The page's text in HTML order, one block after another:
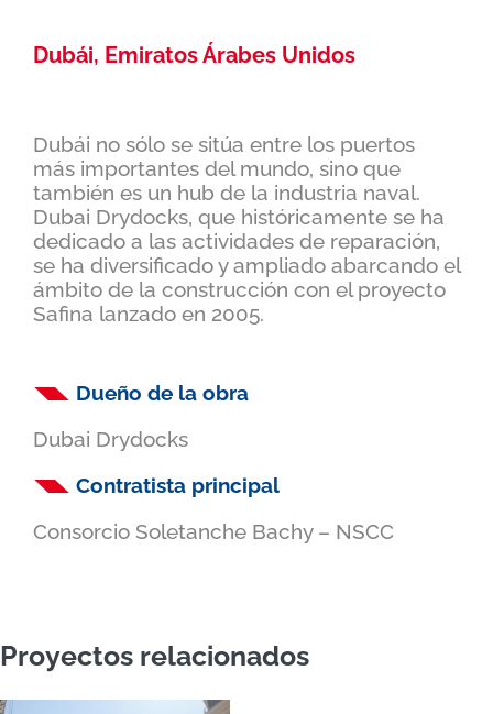
Dubái, Emiratos Árabes Unidos
Dubái no sólo se sitúa entre los puertos
más importantes del mundo, sino que
también es un hub de la industria naval.
Dubai Drydocks, que históricamente se ha
dedicado a las actividades de reparación,
se ha diversificado y ampliado abarcando el
ámbito de la construcción con el proyecto
Safina lanzado en 2005.
Dueño de la obra
Dubai Drydocks
Contratista principal
Consorcio Soletanche Bachy – NSCC
Proyectos relacionados